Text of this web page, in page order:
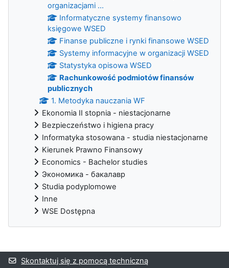
organizacjami ...
Informatyczne systemy finansowo
księgowe WSED
Finanse publiczne i rynki finansowe WSED
Systemy informacyjne w organizacji WSED
Statystyka opisowa WSED
Rachunkowość podmiotów finansów
publicznych
1. Metodyka nauczania WF
Ekonomia II stopnia - niestacjonarne
Bezpieczeństwo i higiena pracy
Informatyka stosowana - studia niestacjonarne
Kierunek Prawno Finansowy
Economics - Bachelor studies
Экономика - бакалавр
Studia podyplomowe
Inne
WSE Dostępna
Bloki uzupełniające
Skontaktuj się z pomocą techniczną